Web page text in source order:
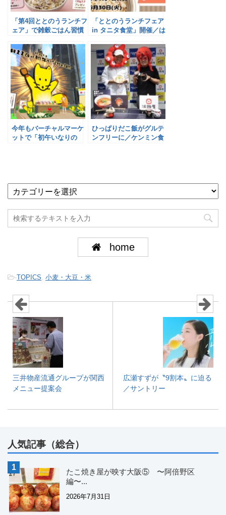
「第4回ととのうランチフ
ェア」で雑穀ごはん習慣
「ととのうランチフェア
in タニタ食堂」開催／は
今年もバーチャルマーケ
ットで「初午いなりの
ひっぱりだこ飯がグルテ
ンフリーに／ケンミン食
home
-TOPICS, 小麦・大豆・米
三井物産流通グループが関西
メニュー提案会
広瀬すずが〝9割本〟に迫る
／サントリー
人気記事（総合）
たこ焼き屋が映す大阪⑤ 〜阿倍野区
編〜...
2026年7月31日